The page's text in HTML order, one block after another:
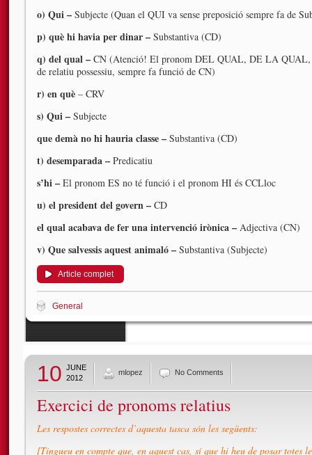
o) Qui – Subjecte (Quan el QUI va sense preposició sempre fa de
p) què hi havia per dinar – Substantiva (CD)
q) del qual – CN (Atenció! El pronom DEL QUAL, DE LA
de relatiu possessiu, sempre fa funció de CN)
r) en què – CRV
s) Qui – Subjecte
que demà no hi hauria classe – Substantiva (CD)
t) desemparada – Predicatiu
s’hi – El pronom ES no té funció i el pronom HI és CCLloc
u) el president del govern – CD
el qual acabava de fer una intervenció irònica – Adjectiva (CN)
v) Que salvessis aquest animaló – Substantiva (Subjecte)
Article complet
General
10 JUNE
2012
mlopez No Comments
Exercici de pronoms relatius
Les respostes correctes d’aquesta tasca són les següents:
[Tingueu en compte que, en aquest cas, sí que hi heu de posar totes